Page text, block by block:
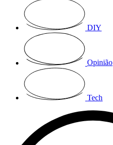
DIY
Opinião
Tech